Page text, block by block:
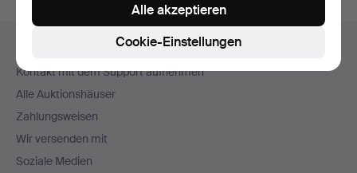
Fußzeilen-
Navigation
Kontakt mit dem Support aufnehmen
Alle Auktionshäuser
Zahlungsweisen
Wir versenden mit
Soziale Medien
Cookie-Einstellungen
Alle akzeptieren